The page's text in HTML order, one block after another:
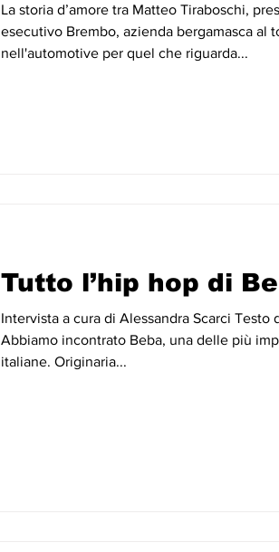
La storia d’amore tra Matteo Tiraboschi,
esecutivo Brembo, azienda bergamasca al
nell'automotive per quel che riguarda...
Tutto l’hip hop di
Intervista a cura di Alessandra Scarci Testo
Abbiamo incontrato Beba, una delle più
italiane. Originaria...